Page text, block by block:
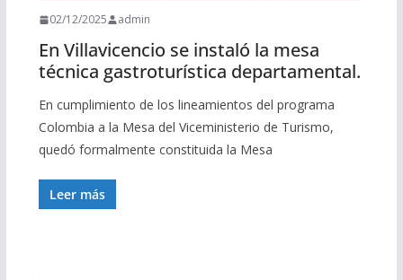
02/12/2025 admin
En Villavicencio se instaló la mesa
técnica gastroturística departamental.
En cumplimiento de los lineamientos del programa
Colombia a la Mesa del Viceministerio de Turismo,
quedó formalmente constituida la Mesa
Leer más